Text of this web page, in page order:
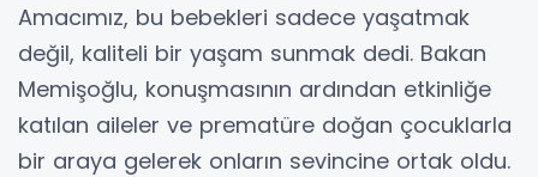
Amacımız, bu bebekleri sadece yaşatmak
değil, kaliteli bir yaşam sunmak dedi. Bakan
Memişoğlu, konuşmasının ardından etkinliğe
katılan aileler ve prematüre doğan çocuklarla
bir araya gelerek onların sevincine ortak oldu.